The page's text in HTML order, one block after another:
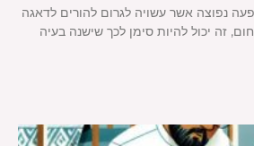
נפוצה אשר עשויה לגרום להורים לדאגה
זה יכול להיות סימן לכך שישנה בעיה